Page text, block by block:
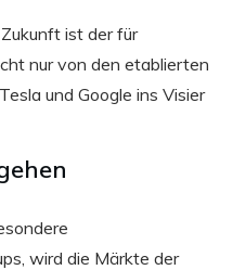
ist der für
nur von den etablierten
und Google ins Visier
wird die Märkte der